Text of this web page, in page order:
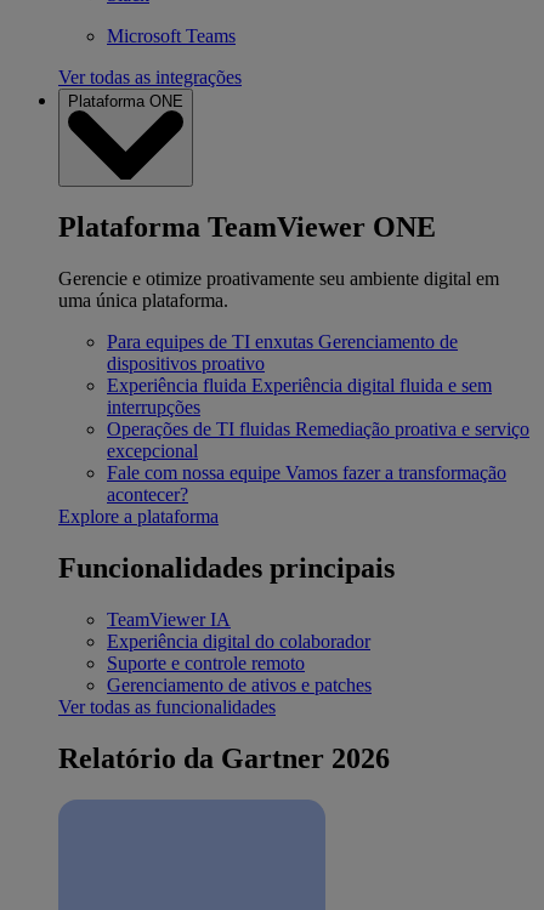
Microsoft Teams
Ver todas as integrações
Plataforma ONE
Plataforma TeamViewer ONE
Gerencie e otimize proativamente seu ambiente digital em
uma única plataforma.
Para equipes de TI enxutas Gerenciamento de
dispositivos proativo
Experiência fluida Experiência digital fluida e sem
interrupções
Operações de TI fluidas Remediação proativa e serviço
excepcional
Fale com nossa equipe Vamos fazer a transformação
acontecer?
Explore a plataforma
Funcionalidades principais
TeamViewer IA
Experiência digital do colaborador
Suporte e controle remoto
Gerenciamento de ativos e patches
Ver todas as funcionalidades
Relatório da Gartner 2026